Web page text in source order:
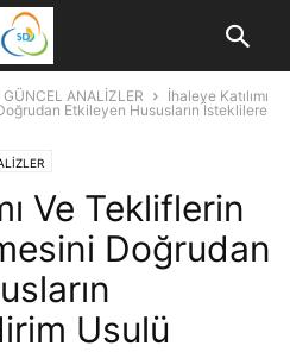
ANALİZLER
İhaleye Katılımı
Etkileyen Hususların İsteklilere
Ve Tekliflerin
Doğrudan
Usulü